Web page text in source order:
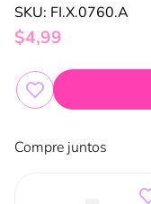
SKU: FI.X.0760.A
$4,99
Compre juntos